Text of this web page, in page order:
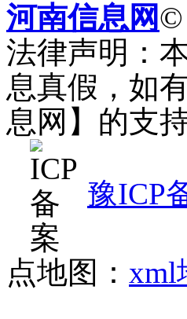
河南信息网©
法律声明：
息真假，如
息网】的支
豫ICP
点地图： xml